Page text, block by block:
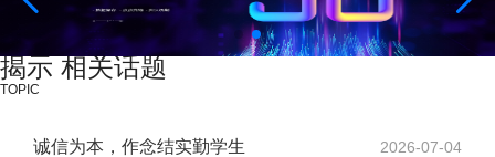
揭示 相关话题
TOPIC
诚信为本，作念结实勤学生 2026-07-04